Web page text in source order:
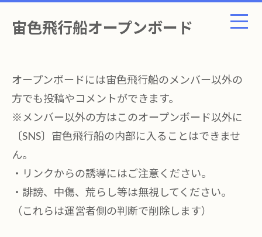
宙色飛行船オープンボード
オープンボードには宙色飛行船のメンバー以外の
方でも投稿やコメントができます。
※メンバー以外の方はこのオープンボード以外に
〔SNS〕宙色飛行船の内部に入ることはできませ
ん。
・リンクからの誘導にはご注意ください。
・誹謗、中傷、荒らし等は無視してください。
（これらは運営者側の判断で削除します）